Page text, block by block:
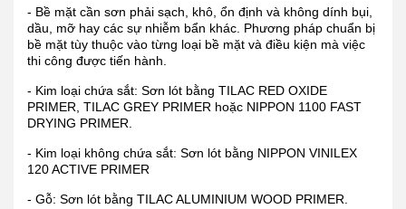
- Bề mặt cần sơn phải sạch, khô, ổn định và không dính bụi,
dầu, mỡ hay các sự nhiễm bẩn khác. Phương pháp chuẩn bị
bề mặt tùy thuộc vào từng loại bề mặt và điều kiện mà việc
thi công được tiến hành.
- Kim loại chứa sắt: Sơn lót bằng TILAC RED OXIDE
PRIMER, TILAC GREY PRIMER hoặc NIPPON 1100 FAST
DRYING PRIMER.
- Kim loại không chứa sắt: Sơn lót bằng NIPPON VINILEX
120 ACTIVE PRIMER
- Gỗ: Sơn lót bằng TILAC ALUMINIUM WOOD PRIMER.